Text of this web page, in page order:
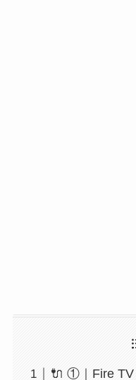
🔌 ①｜Fire TV